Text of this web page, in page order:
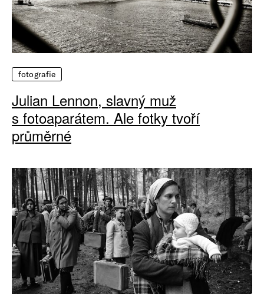
fotografie
Julian Lennon, slavný muž
s fotoaparátem. Ale fotky tvoří
průměrné